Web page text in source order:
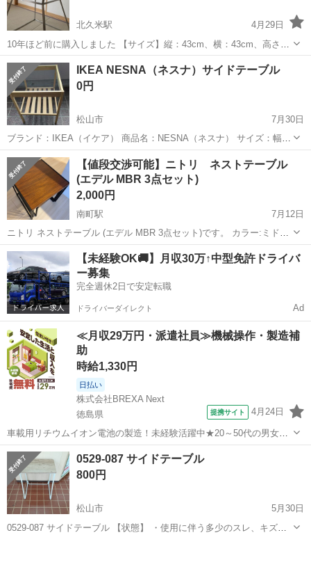
北久米駅
4月29日
10年ほど前に購入しました 【サイズ】縦：43cm、横：43cm、高さ：
45cm （大体です） ガラス面比較的綺麗で状態は悪くないと思いま
す 傷や汚れの状態は画像でご確認ください。 【希望取引場所】松山市
内であれば要...
愛媛 松山市 テーブル ガラス
IKEA NESNA（ネスナ）サイドテーブル
0円
松山市
7月30日
ブランド：IKEA（イケア） 商品名：NESNA（ネスナ） サイズ：幅
36 cm × 奥行き 35 cm × 高さ 45 cm 素材：竹、強化ガラス 【商品の
状態】 使用期間：約[2年] 目立った傷や汚れはなく綺麗な状態...
愛媛 松山市 テーブル
【値段交渉可能】ニトリ ネストテーブル
(エデル MBR 3点セット)
2,000円
南町駅
7月12日
ニトリ ネストテーブル (エデル MBR 3点セット)です。 カラー:ミドル
ブラウン 【購入時価格】定価:¥14,990 【サイズ】幅45×奥行45×高さ
47cm 【傷などの状態】中サイズ・小サイズテーブルに写真のような
傷...
愛媛 松山市 南町駅 テーブル
【未経験OK🚚】月収30万↑中型免許ドライバ
ー募集
完全週休2日で安定転職
ドライバーダイレクト Ad
≪月収29万円・派遣社員≫機械操作・製造補
助
時給1,330円
日払い
株式会社BREXA Next
徳島県
提携サイト 4月24日
車載用リチウムイオン電池の製造！未経験活躍中★20～50代の男女活
躍中！寮費無料★備品付き1R寮完備！自宅からマイカー通勤OK！無料
駐車場完備◎正社員登用制度あり！《徳島県板野郡松茂町》 人気の工
場のお仕事 ◇車載用リチウ...
徳島 その他
0529-087 サイドテーブル
800円
松山市
5月30日
0529-087 サイドテーブル 【状態】 ・使用に伴う多少のスレ、キズ、